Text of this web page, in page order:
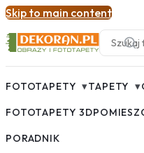
Skip to main content
FOTOTAPETY ▾TAPETY ▾
FOTOTAPETY 3D
PORADNIK